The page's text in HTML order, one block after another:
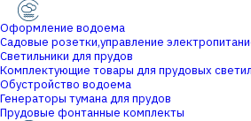
Оформление водоема
Садовые розетки,управление
Светильники для прудов
Комплектующие товары для прудовых
Обустройство водоема
Генераторы тумана для прудов
Прудовые фонтанные комплекты